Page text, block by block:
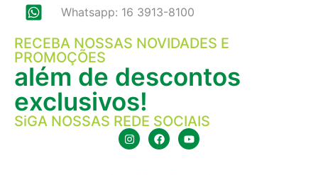
Whatsapp: 16 3913-8100
RECEBA NOSSAS NOVIDADES E
PROMOÇÕES
além de descontos
exclusivos!
SiGA NOSSAS REDE SOCIAIS